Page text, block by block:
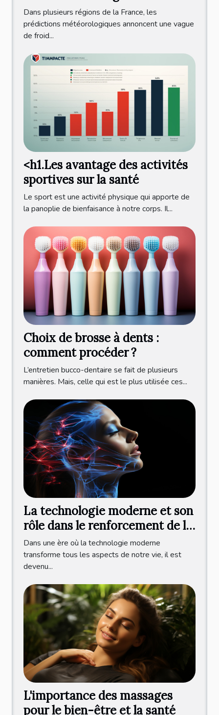
France ?
Dans plusieurs régions de la France, les
prédictions météorologiques annoncent une vague
de froid...
<h1.Les avantage des activités
sportives sur la santé
Le sport est une activité physique qui apporte de
la panoplie de bienfaisance à notre corps. Il...
Choix de brosse à dents :
comment procéder ?
L’entretien bucco-dentaire se fait de plusieurs
manières. Mais, celle qui est le plus utilisée ces...
La technologie moderne et son
rôle dans le renforcement de la
mâchoire
Dans une ère où la technologie moderne
transforme tous les aspects de notre vie, il est
devenu...
L'importance des massages
pour le bien-être et la santé